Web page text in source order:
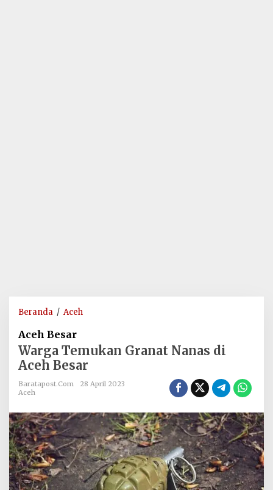
Beranda / Aceh
Nanas
di
Aceh Besar
Warga Temukan Granat Nanas di
Aceh Besar
Baratapost.com
28 April 2023
Aceh